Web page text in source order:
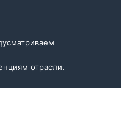
отрасли.